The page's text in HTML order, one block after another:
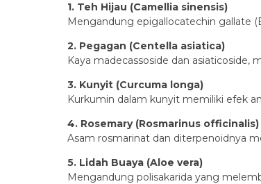
1. Teh Hijau (Camellia sinensis)
Mengandung epigallocatechin gallate
2. Pegagan (Centella asiatica)
Kaya madecassoside dan
3. Kunyit (Curcuma longa)
Kurkumin dalam kunyit memiliki efek
4. Rosemary (Rosmarinus officinalis)
Asam rosmarinat dan diterpenoidnya
5. Lidah Buaya (Aloe vera)
Mengandung polisakarida yang